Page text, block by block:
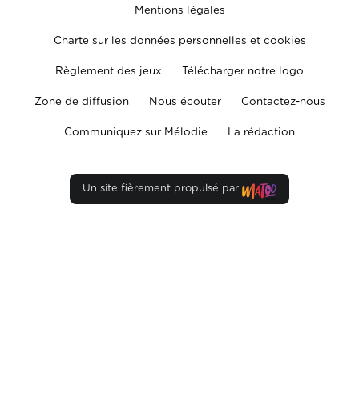
Mentions légales
Charte sur les données personnelles et cookies
Règlement des jeux Télécharger notre logo
Zone de diffusion Nous écouter Contactez-nous
Communiquez sur Mélodie La rédaction
Un site fièrement propulsé par